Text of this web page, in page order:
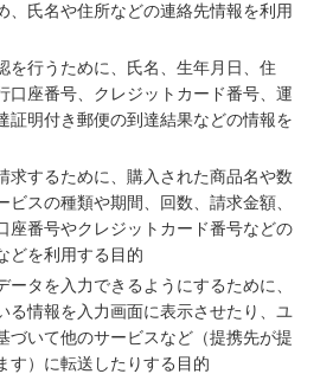
、氏名や住所などの連絡先情報を利用
を行うために、氏名、生年月日、住
口座番号、クレジットカード番号、運
証明付き郵便の到達結果などの情報を
求するために、購入された商品名や数
ビスの種類や期間、回数、請求金額、
座番号やクレジットカード番号などの
どを利用する目的
ータを入力できるようにするために、
る情報を入力画面に表示させたり、ユ
づいて他のサービスなど（提携先が提
す）に転送したりする目的